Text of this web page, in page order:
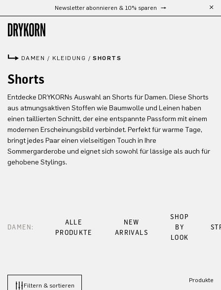
Zum Hauptinhalt springenNewsletter abonnieren & 10% sparen
DAMEN / KLEIDUNG /SHORTS
Shorts
Entdecke DRYKORNs Auswahl an Shorts für Damen. Diese Shorts
aus atmungsaktiven Stoffen wie Baumwolle und Leinen haben
einen taillierten Schnitt, der eine entspannte Passform mit einem
modernen Erscheinungsbild verbindet. Perfekt für warme Tage,
bringt jedes Paar einen vielseitigen Touch in Ihre
Sommergarderobe und eignet sich sowohl für lässige als auch für
gehobene Stylings.
DAMEN:
ALLE
PRODUKTE
NEW
ARRIVALS
SHOP
BY
LOOK
Filtern & sortieren
Produkte